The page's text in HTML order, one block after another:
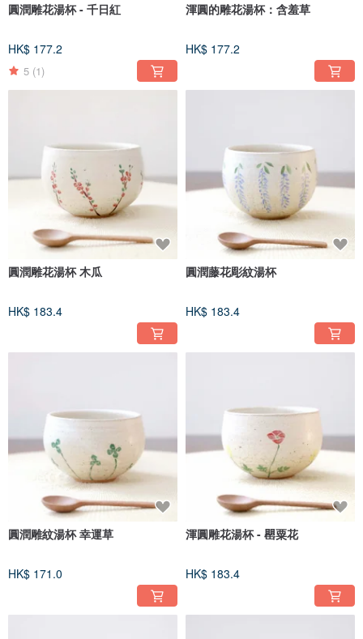
圓潤雕花湯杯 - 千日紅
HK$ 177.2
5 (1)
渾圓的雕花湯杯：含羞草
HK$ 177.2
圓潤雕花湯杯 木瓜
HK$ 183.4
圓潤藤花彫紋湯杯
HK$ 183.4
圓潤雕紋湯杯 幸運草
HK$ 171.0
渾圓雕花湯杯 - 罌粟花
HK$ 183.4